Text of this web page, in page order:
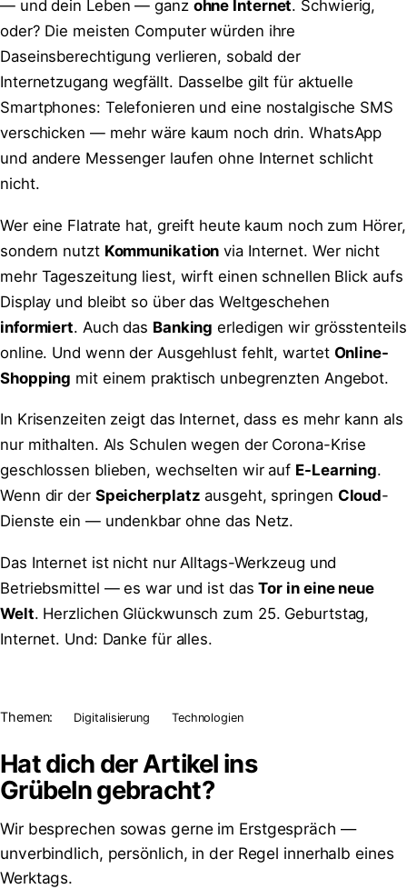
— und dein Leben — ganz ohne Internet. Schwierig,
oder? Die meisten Computer würden ihre
Daseinsberechtigung verlieren, sobald der
Internetzugang wegfällt. Dasselbe gilt für aktuelle
Smartphones: Telefonieren und eine nostalgische SMS
verschicken — mehr wäre kaum noch drin. WhatsApp
und andere Messenger laufen ohne Internet schlicht
nicht.
Wer eine Flatrate hat, greift heute kaum noch zum Hörer,
sondern nutzt Kommunikation via Internet. Wer nicht
mehr Tageszeitung liest, wirft einen schnellen Blick aufs
Display und bleibt so über das Weltgeschehen
informiert. Auch das Banking erledigen wir grösstenteils
online. Und wenn der Ausgehlust fehlt, wartet Online-
Shopping mit einem praktisch unbegrenzten Angebot.
In Krisenzeiten zeigt das Internet, dass es mehr kann als
nur mithalten. Als Schulen wegen der Corona-Krise
geschlossen blieben, wechselten wir auf E-Learning.
Wenn dir der Speicherplatz ausgeht, springen Cloud-
Dienste ein — undenkbar ohne das Netz.
Das Internet ist nicht nur Alltags-Werkzeug und
Betriebsmittel — es war und ist dasTor in eine neue
Welt. Herzlichen Glückwunsch zum 25. Geburtstag,
Internet. Und: Danke für alles.
Themen: Digitalisierung Technologien
Hat dich der Artikel ins
Grübelngebracht?
Wir besprechen sowas gerne im Erstgespräch —
unverbindlich, persönlich, in der Regel innerhalb eines
Werktags.